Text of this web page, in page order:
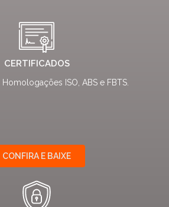
CERTIFICADOS
ISO, ABS e FBTS.
CONFIRA E BAIXE